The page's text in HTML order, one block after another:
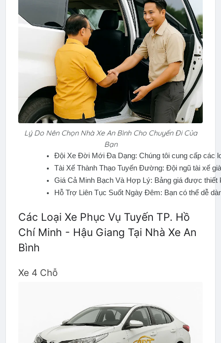
Lý Do Nên Chọn Nhà Xe An Bình Cho Chuyến Đi Của
Bạn
Đội Xe Đời Mới Đa Dạng: Chúng tôi cung cấp các
Tài Xế Thành Thạo Tuyến Đường: Đội ngũ tài xế
Giá Cả Minh Bạch Và Hợp Lý: Bảng giá được
Hỗ Trợ Liên Tục Suốt Ngày Đêm: Bạn có thể dễ
Các Loại Xe Phục Vụ Tuyến TP. Hồ
Chí Minh - Hậu Giang Tại Nhà Xe An
Bình
Xe 4 Chỗ